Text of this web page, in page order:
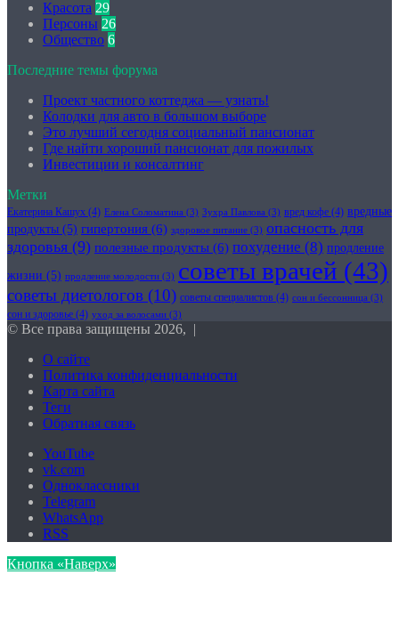
Красота 29
Персоны 26
Общество 6
Последние темы форума
Проект частного коттеджа — узнать!
Колодки для авто в большом выборе
Это лучший сегодня социальный пансионат
Где найти хороший пансионат для пожилых
Инвестиции и консалтинг
Метки
Екатерина Кашух (4) Елена Соломатина (3) Зухра Павлова (3) вред кофе (4) вредные
продукты (5) гипертония (6) здоровое питание (3) опасность для
здоровья (9) полезные продукты (6) похудение (8) продление
жизни (5) продление молодости (3) советы врачей (43)
советы диетологов (10) советы специалистов (4) сон и бессонница (3)
сон и здоровье (4) уход за волосами (3)
© Все права защищены 2026, |
О сайте
Политика конфиденциальности
Карта сайта
Теги
Обратная связь
YouTube
vk.com
Одноклассники
Telegram
WhatsApp
RSS
Кнопка «Наверх»